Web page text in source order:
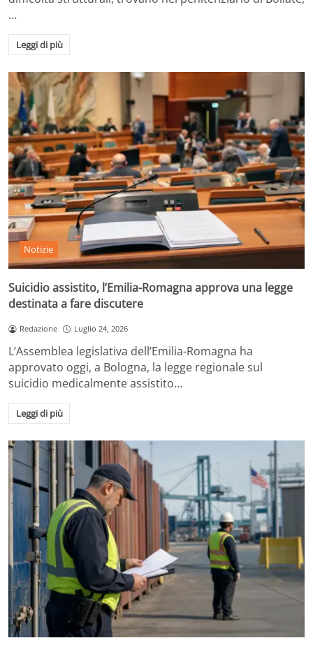
…
Leggi di più
Notizie
Suicidio assistito, l’Emilia-Romagna approva una legge
destinata a fare discutere
Redazione Luglio 24, 2026
L’Assemblea legislativa dell’Emilia-Romagna ha
approvato oggi, a Bologna, la legge regionale sul
suicidio medicalmente assistito…
Leggi di più